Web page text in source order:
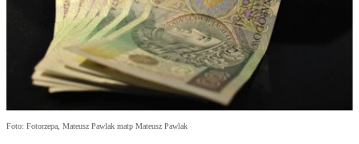
Foto: Fotorzepa, Mateusz Pawlak matp Mateusz Pawlak